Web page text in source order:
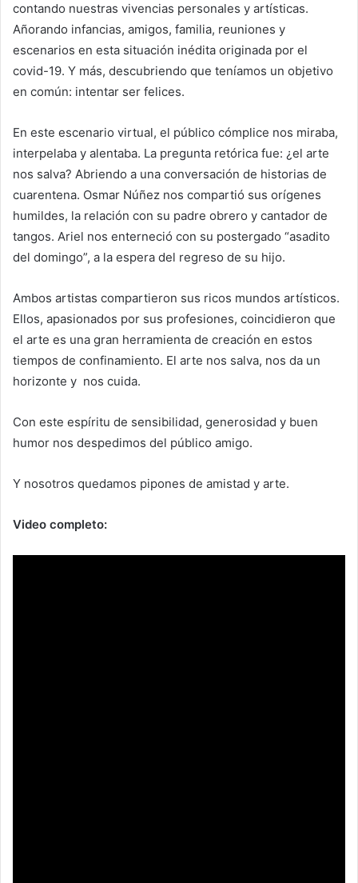
contando nuestras vivencias personales y artísticas.
Añorando infancias, amigos, familia, reuniones y
escenarios en esta situación inédita originada por el
covid-19. Y más, descubriendo que teníamos un objetivo
en común: intentar ser felices.
En este escenario virtual, el público cómplice nos miraba,
interpelaba y alentaba. La pregunta retórica fue: ¿el arte
nos salva? Abriendo a una conversación de historias de
cuarentena. Osmar Núñez nos compartió sus orígenes
humildes, la relación con su padre obrero y cantador de
tangos. Ariel nos enterneció con su postergado “asadito
del domingo”, a la espera del regreso de su hijo.
Ambos artistas compartieron sus ricos mundos artísticos.
Ellos, apasionados por sus profesiones, coincidieron que
el arte es una gran herramienta de creación en estos
tiempos de confinamiento. El arte nos salva, nos da un
horizonte y nos cuida.
Con este espíritu de sensibilidad, generosidad y buen
humor nos despedimos del público amigo.
Y nosotros quedamos pipones de amistad y arte.
Video completo: